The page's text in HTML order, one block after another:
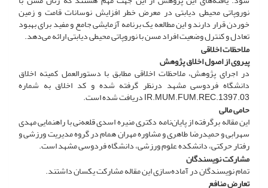
نوروپاتی محیطی دیابتی در معرض خطر افزایش نوسانات قامت و زمین
خوردن قرار دارند و این مطالعه یک برنامه‌ آزمایشی جامع و مفید برای بهبود
تعادل و کنترل وضعیت افراد مسن با نوروپاتی محیطی دیابتی ارائه می‌دهد.
ملاحظات اخلاقی
پیروی از اصول اخلاق پژوهش
در اجرای پژوهش، ملاحظات اخلاقی مطابق با دستورالعمل کمیته اخلاق
دانشگاه فردوسی مشهد در‌نظر گرفته شده و کد اخلاق به شماره
IR.MUM.FUM.REC.1397.03 دریافت شده ‌است.
حامی مالی
این مقاله برگرفته از پایان‌نامه دکتری منیره اسدی قلعه‌نی با راهنمایی مهدی
سهرابی و حمیدرضا طاهری و مشاوره مهران همام ‌در گروه مدیریت ورزشی و
رفتار حرکتی، دانشکده علوم ‌ورزشی، دانشگاه فردوسی مشهد است.
مشارکت نویسندگان
تمام نویسندگان در آماده‌سازی این مقاله مشارکت یکسان داشتند.
تعارض منافع